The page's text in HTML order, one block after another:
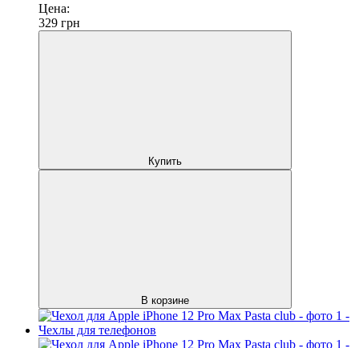
Цена:
329 грн
Купить
В корзине